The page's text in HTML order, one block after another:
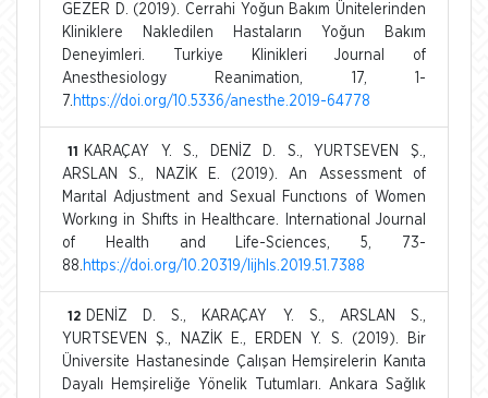
GEZER D. (2019). Cerrahi Yoğun Bakım Ünitelerinden
Kliniklere Nakledilen Hastaların Yoğun Bakım
Deneyimleri. Turkiye Klinikleri Journal of
Anesthesiology Reanimation, 17, 1-
7. https://doi.org/10.5336/anesthe.2019-64778
11
KARAÇAY Y. S., DENİZ D. S., YURTSEVEN Ş.,
ARSLAN S., NAZİK E. (2019). An Assessment of
Marıtal Adjustment and Sexual Functıons of Women
Workıng in Shıfts in Healthcare. International Journal
of Health and Life-Sciences, 5, 73-
88. https://doi.org/10.20319/lijhls.2019.51.7388
12
DENİZ D. S., KARAÇAY Y. S., ARSLAN S.,
YURTSEVEN Ş., NAZİK E., ERDEN Y. S. (2019). Bir
Üniversite Hastanesinde Çalışan Hemşirelerin Kanıta
Dayalı Hemşireliğe Yönelik Tutumları. Ankara Sağlık